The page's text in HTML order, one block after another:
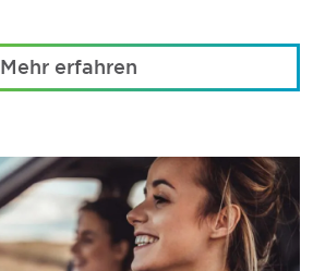
Mehr erfahren